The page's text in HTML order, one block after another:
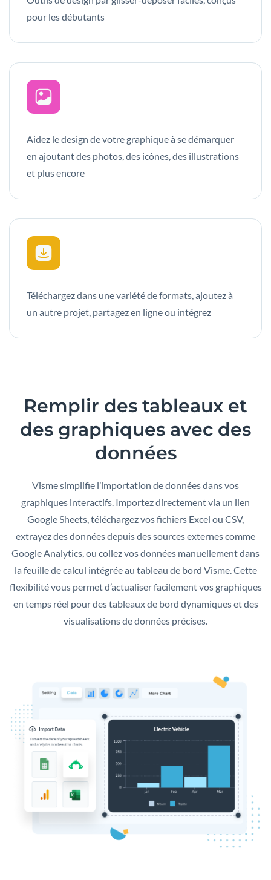
pour les débutants
Aidez le design de votre graphique à se démarquer
en ajoutant des photos, des icônes, des illustrations
et plus encore
Téléchargez dans une variété de formats, ajoutez à
un autre projet, partagez en ligne ou intégrez
Remplir des tableaux et
des graphiques avec des
données
Visme simplifie l’importation de données dans vos
graphiques interactifs. Importez directement via un lien
Google Sheets, téléchargez vos fichiers Excel ou CSV,
extrayez des données depuis des sources externes comme
Google Analytics, ou collez vos données manuellement dans
la feuille de calcul intégrée au tableau de bord Visme. Cette
flexibilité vous permet d’actualiser facilement vos graphiques
en temps réel pour des tableaux de bord dynamiques et des
visualisations de données précises.